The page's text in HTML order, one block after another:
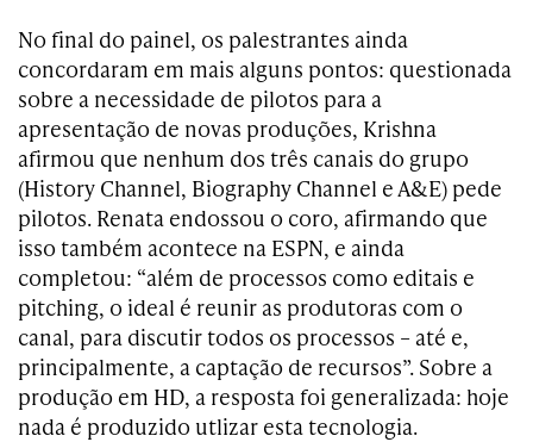
No final do painel, os palestrantes ainda
concordaram em mais alguns pontos: questionada
sobre a necessidade de pilotos para a
apresentação de novas produções, Krishna
afirmou que nenhum dos três canais do grupo
(History Channel, Biography Channel e A&E) pede
pilotos. Renata endossou o coro, afirmando que
isso também acontece na ESPN, e ainda
completou: “além de processos como editais e
pitching, o ideal é reunir as produtoras com o
canal, para discutir todos os processos – até e,
principalmente, a captação de recursos”. Sobre a
produção em HD, a resposta foi generalizada: hoje
nada é produzido utlizar esta tecnologia.